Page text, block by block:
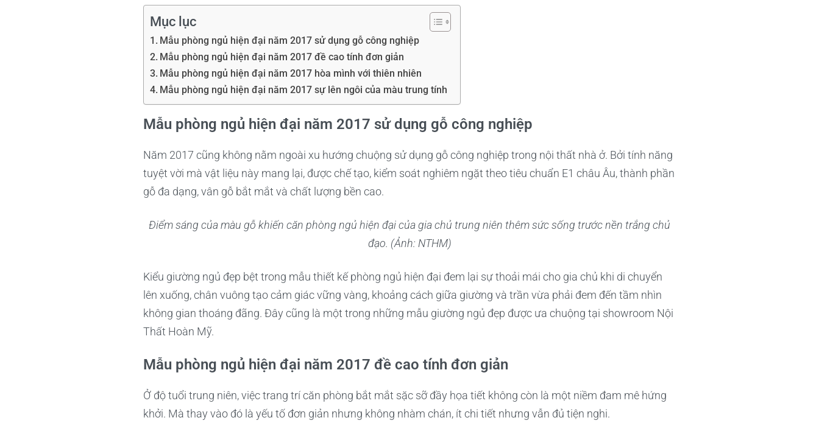
Mục lục
Mẫu phòng ngủ hiện đại năm 2017 sử dụng gỗ công nghiệp
Mẫu phòng ngủ hiện đại năm 2017 đề cao tính đơn giản
Mẫu phòng ngủ hiện đại năm 2017 hòa mình với thiên nhiên
Mẫu phòng ngủ hiện đại năm 2017 sự lên ngôi của màu trung tính
Mẫu phòng ngủ hiện đại năm 2017 sử dụng gỗ công nghiệp
Năm 2017 cũng không nằm ngoài xu hướng chuộng sử dụng gỗ công nghiệp trong nội thất nhà ở. Bởi tính năng
tuyệt vời mà vật liệu này mang lại, được chế tạo, kiểm soát nghiêm ngặt theo tiêu chuẩn E1 châu Âu, thành phần
gỗ đa dạng, vân gỗ bắt mắt và chất lượng bền cao.
Điểm sáng của màu gỗ khiến căn phòng ngủ hiện đại của gia chủ trung niên thêm sức sống trước nền trắng chủ
đạo. (Ảnh: NTHM)
Kiểu giường ngủ đẹp bệt trong mẫu thiết kế phòng ngủ hiện đại đem lại sự thoải mái cho gia chủ khi di chuyển
lên xuống, chân vuông tạo cảm giác vững vàng, khoảng cách giữa giường và trần vừa phải đem đến tầm nhìn
không gian thoáng đãng. Đây cũng là một trong những mẫu giường ngủ đẹp được ưa chuộng tại showroom Nội
Thất Hoàn Mỹ.
Mẫu phòng ngủ hiện đại năm 2017 đề cao tính đơn giản
Ở độ tuổi trung niên, việc trang trí căn phòng bắt mắt sặc sỡ đầy họa tiết không còn là một niềm đam mê hứng
khởi. Mà thay vào đó là yếu tố đơn giản nhưng không nhàm chán, ít chi tiết nhưng vẫn đủ tiện nghi.